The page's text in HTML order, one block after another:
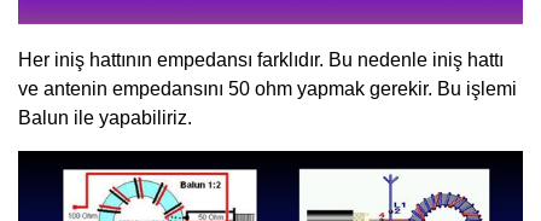
Her iniş hattının empedansı farklıdır. Bu nedenle iniş hattı
ve antenin empedansını 50 ohm yapmak gerekir. Bu işlemi
Balun ile yapabiliriz.